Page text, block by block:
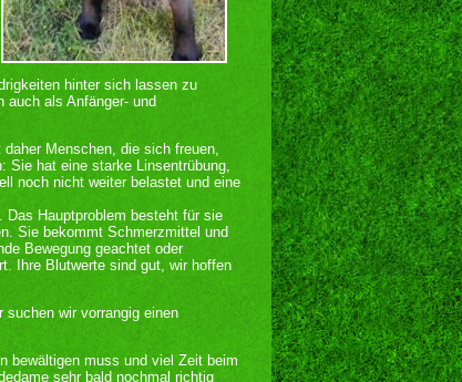
hinter sich lassen zu
auch als Anfänger- und
Menschen, die sich freuen,
Sie hat eine starke Linsentrübung,
noch nicht weiter belastet und eine
Das Hauptproblem besteht für sie
Sie bekommt Schmerzmittel und
Bewegung geachtet oder
Ihre Blutwerte sind gut, wir hoffen
suchen wir vorrangig einen
bewältigen muss und viel Zeit beim
sehr bald nochmal richtig